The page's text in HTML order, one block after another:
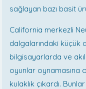
sağlayan bazı basit
California merkezli
dalgalarındaki küçük
bilgisayarlarda ve
oyunlar oynamasına
kulaklık çıkardı.